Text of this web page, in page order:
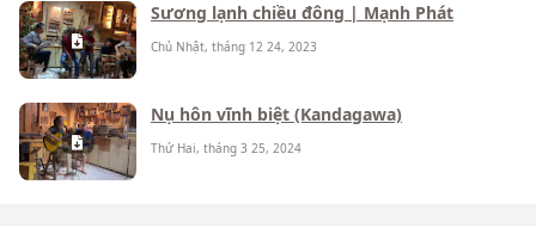
Sương lạnh chiều đông | Mạnh Phát
Chủ Nhật, tháng 12 24, 2023
Nụ hôn vĩnh biệt (Kandagawa)
Thứ Hai, tháng 3 25, 2024